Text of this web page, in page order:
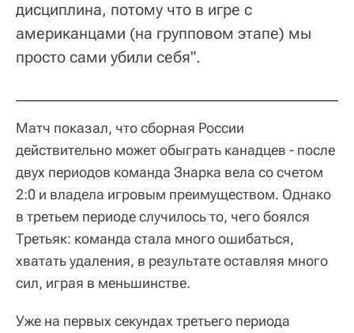
дисциплина, потому что в игре с
американцами (на групповом этапе) мы
просто сами убили себя".
Матч показал, что сборная России
действительно может обыграть канадцев - после
двух периодов команда Знарка вела со счетом
2:0 и владела игровым преимуществом. Однако
в третьем периоде случилось то, чего боялся
Третьяк: команда стала много ошибаться,
хватать удаления, в результате оставляя много
сил, играя в меньшинстве.
Уже на первых секундах третьего периода